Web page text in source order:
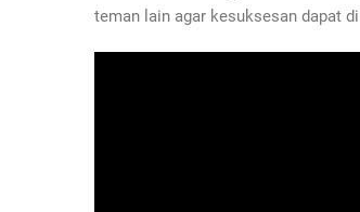
teman lain agar kesuksesan dapat